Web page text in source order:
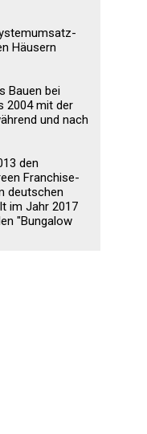
Häusern
Bauen bei
2004 mit der
und nach
den
Franchise-
deutschen
im Jahr 2017
"Bungalow